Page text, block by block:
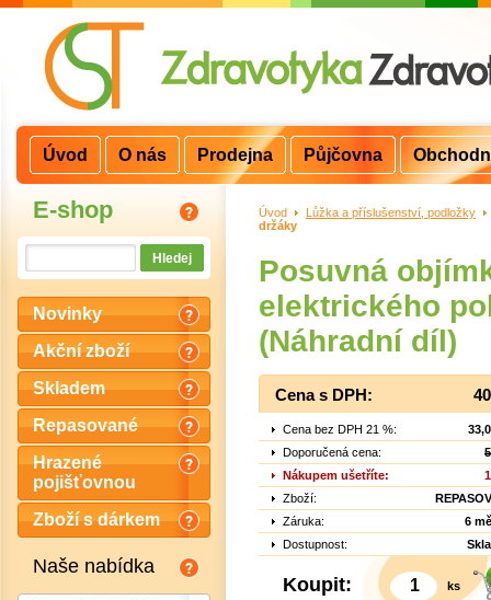
E-shop
Novinky
Akční zboží
Skladem
Repasované
Hrazené
pojišťovnou
Zboží s dárkem
Naše nabídka
Úvod > Lůžka a příslušenství, podložky >
držáky
Posuvná
elektrického
(Náhradní díl)
Cena s DPH:
Cena bez DPH 21 %:
Doporučená cena:
Nákupem ušetříte:
Zboží:
Záruka:
6
Dostupnost:
Koupit: ks
Úvod O nás Prodejna Půjčovna